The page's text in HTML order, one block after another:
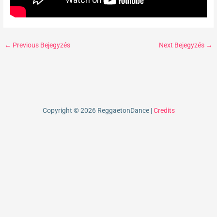
← Previous Bejegyzés Next Bejegyzés →
Copyright © 2026 ReggaetonDance |Credits